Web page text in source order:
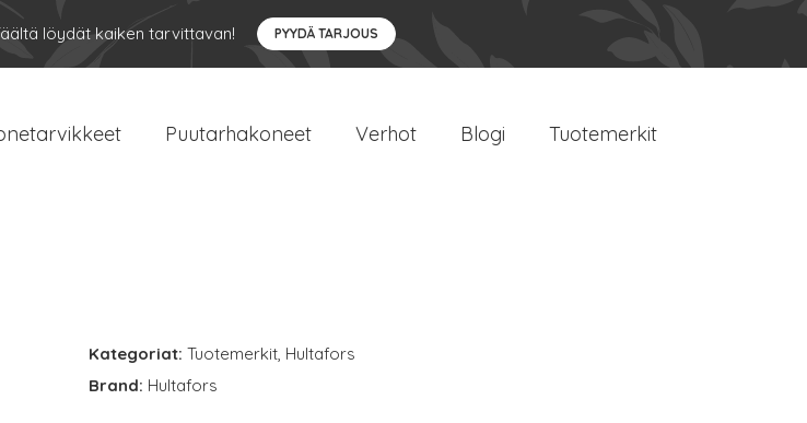
löydät kaiken tarvittavan! PYYDÄ TARJOUS
Puutarhakoneet Verhot Blogi Tuotemerkit
Kategoriat: Tuotemerkit, Hultafors
Brand: Hultafors